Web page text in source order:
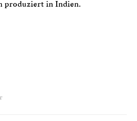
produziert in Indien.